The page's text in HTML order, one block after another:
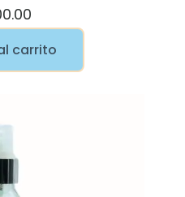
carrito